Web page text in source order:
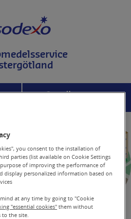
you consent to the installation of
parties (list available on Cookie Settings
of improving the performance of
display personalized information based on
at any time by going to "Cookie
"essential cookies" them without
to the site.